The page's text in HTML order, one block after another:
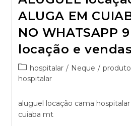
ALUGA EM
NO WHATSAPP
locação e vendas
hospitalar / Neque /
hospitalar
aluguel locação cama
cuiaba mt